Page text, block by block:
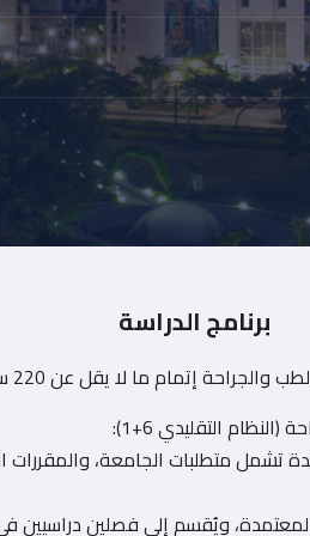
برنامج الدراسة
إتمام ما لا يقل عن 220 ساعة معتمدة بنجاح.
التقليدي 6+1):
ساعة معتمدة تشمل متطلبات الجامعة،
المعتمدة، ويُقسم إلى فصلين